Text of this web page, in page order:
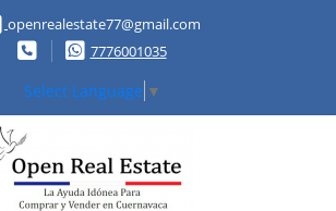
openrealestate77@gmail.com
7776001035
Select Language ▼